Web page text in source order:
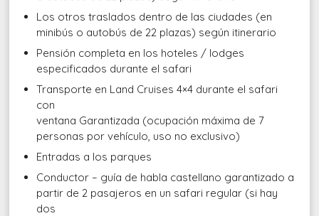
Los otros traslados dentro de las ciudades (en
minibús o autobús de 22 plazas) según itinerario
Pensión completa en los hoteles / lodges
especificados durante el safari
Transporte en Land Cruises 4×4 durante el safari
con
ventana Garantizada (ocupación máxima de 7
personas por vehículo, uso no exclusivo)
Entradas a los parques
Conductor – guía de habla castellano garantizado a
partir de 2 pasajeros en un safari regular (si hay
dos